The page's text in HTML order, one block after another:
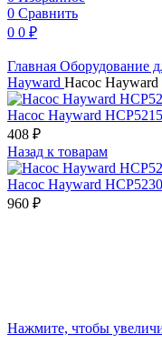
0 Сравнить
0 0 ₽
Главная Оборудование
Hayward Насос
Насос Hayward
408 ₽
Назад к товарам
Насос Hayward
960 ₽
Нажмите, чтобы